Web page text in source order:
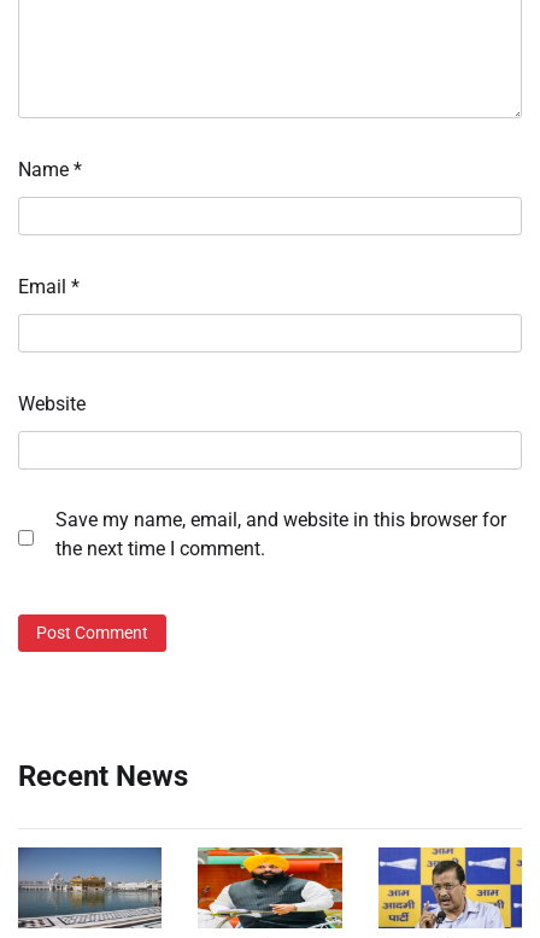
Name *
Email *
Website
Save my name, email, and website in this browser for
the next time I comment.
Recent News